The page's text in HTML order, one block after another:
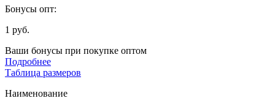
Бонусы опт:
1 руб.
Ваши бонусы при покупке оптом
Подробнее
Таблица размеров
Наименование